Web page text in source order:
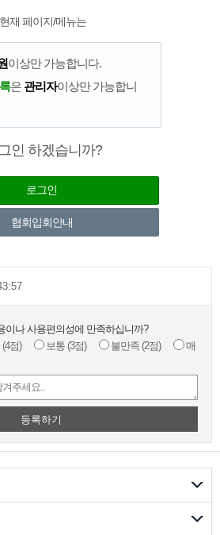
현재 페이지/메뉴는
이상만 가능합니다.
은 관리자이상만 가능합니
인 하겠습니까?
로그인
협회입회안내
이나 사용편의성에 만족하십니까?
(4점) 보통 (3점) 불만족 (2점)
매
등록하기